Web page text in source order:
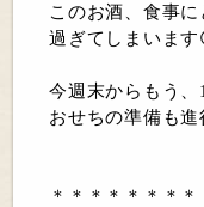
このお酒、食事
過ぎてしまいます
今週末からもう、
おせちの準備も進
＊＊＊＊＊＊＊